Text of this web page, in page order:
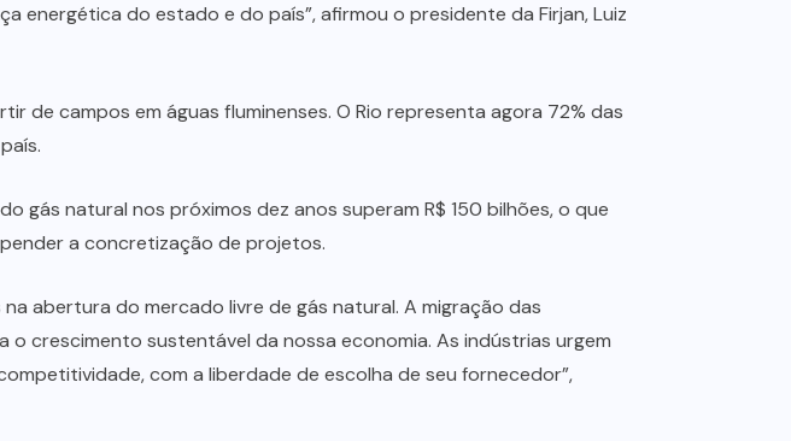
energética do estado e do país”, afirmou o presidente da Firjan, Luiz
de campos em águas fluminenses. O Rio representa agora 72% das
gás natural nos próximos dez anos superam R$ 150 bilhões, o que
a concretização de projetos.
abertura do mercado livre de gás natural. A migração das
o crescimento sustentável da nossa economia. As indústrias urgem
com a liberdade de escolha de seu fornecedor”,